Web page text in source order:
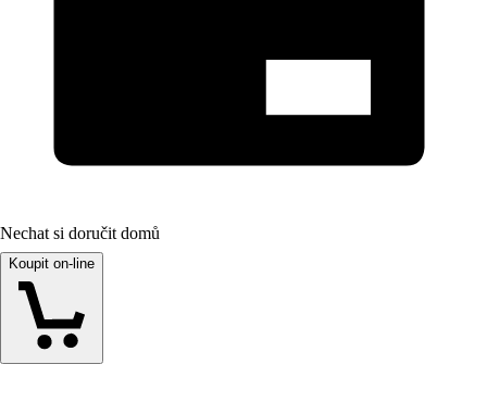
Nechat si doručit domů
Koupit on-line